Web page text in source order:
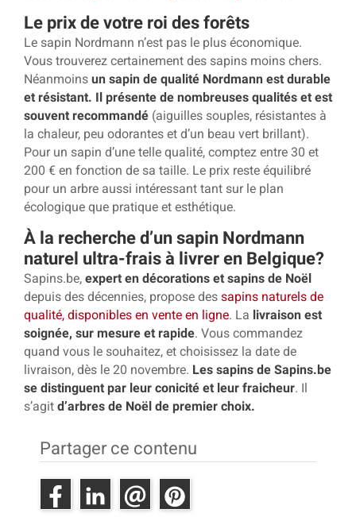
Le prix de votre roi des forêts
Le sapin Nordmann n’est pas le plus économique.
Vous trouverez certainement des sapins moins chers.
Néanmoins un sapin de qualité Nordmann est durable
et résistant. Il présente de nombreuses qualités et est
souvent recommandé (aiguilles souples, résistantes à
la chaleur, peu odorantes et d’un beau vert brillant).
Pour un sapin d’une telle qualité, comptez entre 30 et
200 € en fonction de sa taille. Le prix reste équilibré
pour un arbre aussi intéressant tant sur le plan
écologique que pratique et esthétique.
À la recherche d’un sapin Nordmann
naturel ultra-frais à livrer en Belgique?
Sapins.be, expert en décorations et sapins de Noël
depuis des décennies, propose des sapins naturels de
qualité, disponibles en vente en ligne. La livraison est
soignée, sur mesure et rapide. Vous commandez
quand vous le souhaitez, et choisissez la date de
livraison, dès le 20 novembre. Les sapins de Sapins.be
se distinguent par leur conicité et leur fraicheur. Il
s’agit d’arbres de Noël de premier choix.
Partager ce contenu